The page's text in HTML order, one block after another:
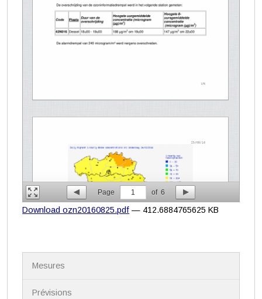
Page 1 of 6
Download ozn20160825.pdf — 412.6884765625 KB
Mesures
Prévisions